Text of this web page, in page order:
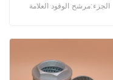
الجزء:مرشح الوقود العلامة